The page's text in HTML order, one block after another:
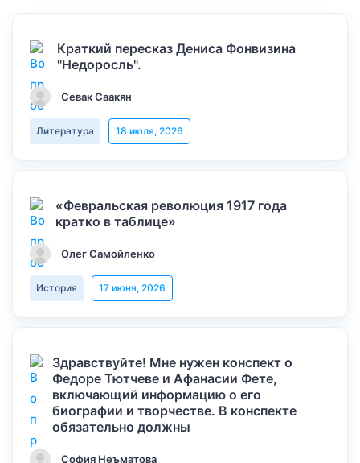
Краткий пересказ Дениса Фонвизина
"Недоросль".
Севак Саакян
Литература 18 июля, 2026
«Февральская революция 1917 года
кратко в таблице»
Олег Самойленко
История 17 июня, 2026
Здравствуйте! Мне нужен конспект о
Федоре Тютчеве и Афанасии Фете,
включающий информацию о его
биографии и творчестве. В конспекте
обязательно должны
София Неъматова